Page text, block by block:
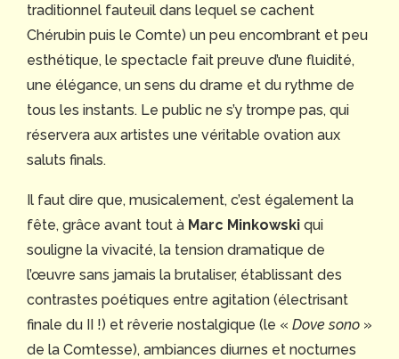
traditionnel fauteuil dans lequel se cachent
Chérubin puis le Comte) un peu encombrant et peu
esthétique, le spectacle fait preuve d’une fluidité,
une élégance, un sens du drame et du rythme de
tous les instants. Le public ne s’y trompe pas, qui
réservera aux artistes une véritable ovation aux
saluts finals.
Il faut dire que, musicalement, c’est également la
fête, grâce avant tout à Marc Minkowski qui
souligne la vivacité, la tension dramatique de
l’œuvre sans jamais la brutaliser, établissant des
contrastes poétiques entre agitation (électrisant
finale du II !) et rêverie nostalgique (le « Dove sono »
de la Comtesse), ambiances diurnes et nocturnes